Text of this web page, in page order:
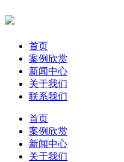
首页
案例欣赏
新闻中心
关于我们
联系我们
首页
案例欣赏
新闻中心
关于我们